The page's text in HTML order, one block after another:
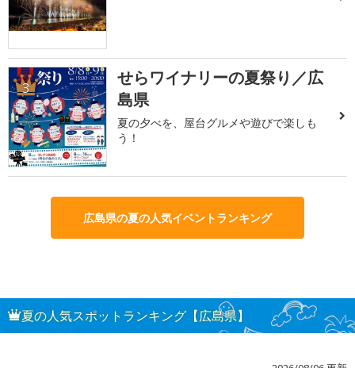
3
せらワイナリーの夏祭り／広
島県
夏の夕べを、屋台グルメや遊びで楽しも
う！
広島県の夏の人気イベントランキング
夏の人気スポットランキング【広島県】